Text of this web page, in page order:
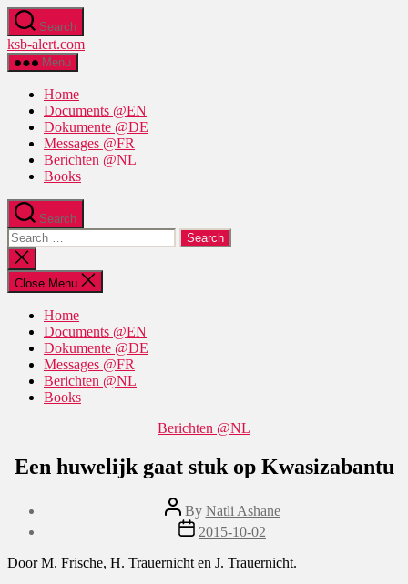
Skip
to
the
content
Search
ksb-alert.com
Menu
Home
Documents @EN
Dokumente @DE
Messages @FR
Berichten @NL
Books
Search
Search
for:
Close
search
Close Menu
Home
Documents @EN
Dokumente @DE
Messages @FR
Berichten @NL
Books
Categories
Berichten @NL
Een huwelijk gaat stuk op Kwasizabantu
Post
author
By Natli Ashane
Post
date
2015-10-02
Door M. Frische, H. Trauernicht en J. Trauernicht.